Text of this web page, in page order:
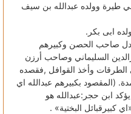
طيرة وولده عبدالله بن سيف
ابى بكر.
أوقع العادل صاحب الحصن وكبيرهم
السليماني وصاحب أرزن
الطرقات وأخذ القوافل ,فقصده
(المقصود بكبيرهم عبدالله اي
بك ابن الاميرسيف الدين)(4) يؤكد ابن حجر:عبدالله هو